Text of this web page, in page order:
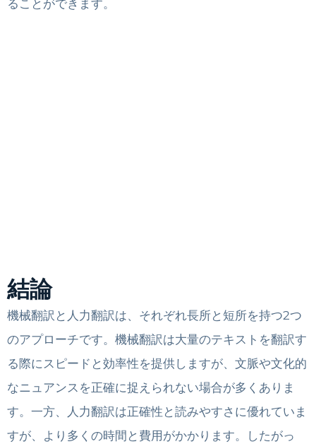
ることができます。
結論
機械翻訳と人力翻訳は、それぞれ長所と短所を持つ2つ
のアプローチです。機械翻訳は大量のテキストを翻訳す
る際にスピードと効率性を提供しますが、文脈や文化的
なニュアンスを正確に捉えられない場合が多くありま
す。一方、人力翻訳は正確性と読みやすさに優れていま
すが、より多くの時間と費用がかかります。したがっ